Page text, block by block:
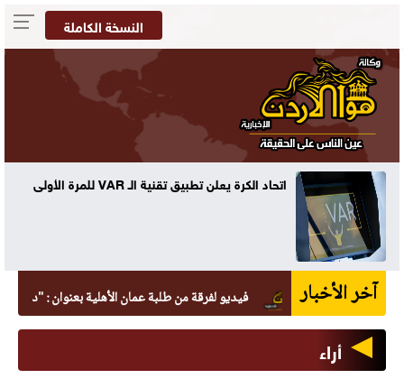
النسخة الكاملة
كتلة هوائية حارة جديدة تؤثر على الأردن الاثنين
آخر الأخبار فيديو لفرقة من طلبة عمان الأهلية بعنوان : "دايماً بالعالي ،
أراء